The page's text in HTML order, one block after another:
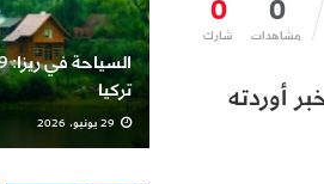
0
شارك 0
مشاهدات
أوردته
تركيا